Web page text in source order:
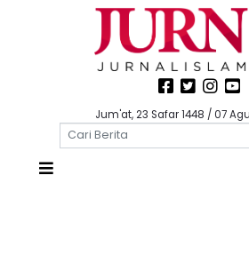
Jum'at, 23 Safar 1448 / 07